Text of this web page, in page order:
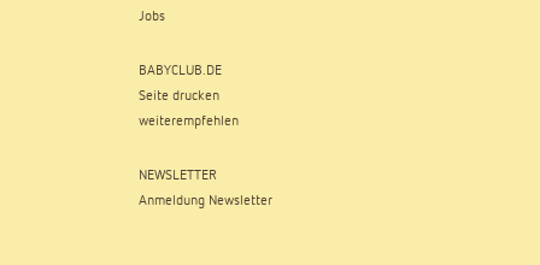
Jobs
BABYCLUB.DE
Seite drucken
weiterempfehlen
NEWSLETTER
Anmeldung Newsletter